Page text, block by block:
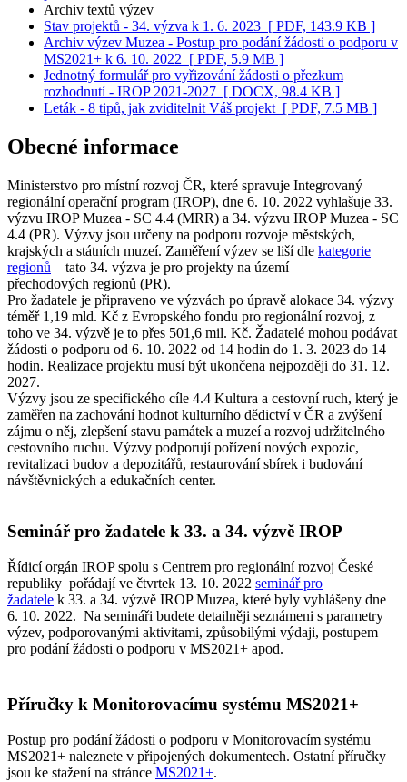
Archiv textů výzev
Stav projektů - 34. výzva k 1. 6. 2023 [ PDF, 143.9 KB ]
Archiv výzev Muzea - Postup pro podání žádosti o podporu v
MS2021+ k 6. 10. 2022 [ PDF, 5.9 MB ]
Jednotný formulář pro vyřizování žádosti o přezkum
rozhodnutí - IROP 2021-2027 [ DOCX, 98.4 KB ]
Leták - 8 tipů, jak zviditelnit Váš projekt [ PDF, 7.5 MB ]
Obecné informace
Ministerstvo pro místní rozvoj ČR, které spravuje Integrovaný
regionální operační program (IROP), dne 6. 10. 2022 vyhlašuje 33.
výzvu IROP Muzea - SC 4.4 (MRR) a 34. výzvu IROP Muzea - SC
4.4 (PR). Výzvy jsou určeny na podporu rozvoje městských,
krajských a státních muzeí. Zaměření výzev se liší dle kategorie
regionů – tato 34. výzva je pro projekty na území
přechodových regionů (PR).
Pro žadatele je připraveno ve výzvách po úpravě alokace 34. výzvy
téměř 1,19 mld. Kč z Evropského fondu pro regionální rozvoj, z
toho ve 34. výzvě je to přes 501,6 mil. Kč. Žadatelé mohou podávat
žádosti o podporu od 6. 10. 2022 od 14 hodin do 1. 3. 2023 do 14
hodin. Realizace projektu musí být ukončena nejpozději do 31. 12.
2027.
Výzvy jsou ze specifického cíle 4.4 Kultura a cestovní ruch, který je
zaměřen na zachování hodnot kulturního dědictví v ČR a zvýšení
zájmu o něj, zlepšení stavu památek a muzeí a rozvoj udržitelného
cestovního ruchu. Výzvy podporují pořízení nových expozic,
revitalizaci budov a depozitářů, restaurování sbírek i budování
návštěvnických a edukačních center.
Seminář pro žadatele k 33. a 34. výzvě IROP
Řídicí orgán IROP spolu s Centrem pro regionální rozvoj České
republiky pořádají ve čtvrtek 13. 10. 2022 seminář pro
žadatele k 33. a 34. výzvě IROP Muzea, které byly vyhlášeny dne
6. 10. 2022. Na semináři budete detailněji seznámeni s parametry
výzev, podporovanými aktivitami, způsobilými výdaji, postupem
pro podání žádosti o podporu v MS2021+ apod.
Příručky k Monitorovacímu systému MS2021+
Postup pro podání žádosti o podporu v Monitorovacím systému
MS2021+ naleznete v připojených dokumentech. Ostatní příručky
jsou ke stažení na stránce MS2021+.